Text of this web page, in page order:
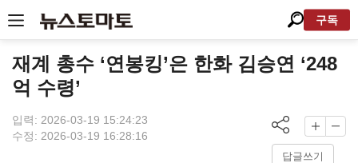
구독
재계 총수 ‘연봉킹’은 한화 김승연 ‘248
억 수령’
입력: 2026-03-19 15:24:23
수정: 2026-03-19 16:28:16
답글쓰기